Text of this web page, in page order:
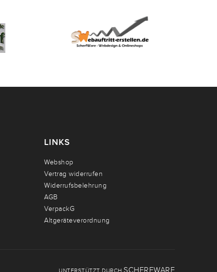
LINKS
Webshop
Vertrag widerrufen
Widerrufsbelehrung
AGB
VerpackG
Altgeräteverordnung
UNTERSTÜTZT DURCH SCHERFWARE